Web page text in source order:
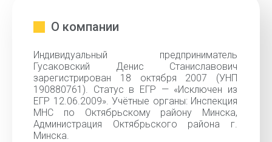
О компании
Индивидуальный предприниматель
Гусаковский Денис Станиславович
зарегистрирован 18 октября 2007 (УНП
190880761). Статус в ЕГР — «Исключен из
ЕГР 12.06.2009». Учётные органы: Инспекция
МНС по Октябрьскому району Минска,
Администрация Октябрьского района г.
Минска.